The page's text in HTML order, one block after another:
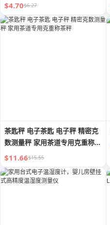
$4.70$6.27
茶匙秤 电子茶匙 电子秤 精密克
数测量秤 家用茶道专用克重称茶
秤
$11.66$15.55